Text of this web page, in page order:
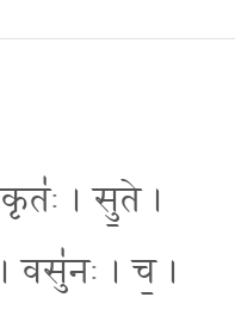
। सु॒ते ।
वसु॑नः । च॒ ।